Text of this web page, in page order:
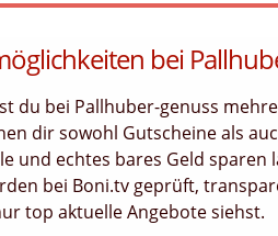
bei
du bei Pallhuber-genuss
dir sowohl Gutscheine als
und echtes bares Geld sparen
bei Boni.tv geprüft,
top aktuelle Angebote siehst.